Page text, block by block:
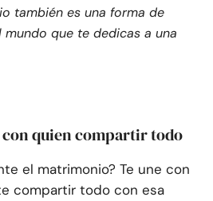
también es una forma de
mundo que te dedicas a una
quien compartir todo
el matrimonio? Te une con
compartir todo con esa